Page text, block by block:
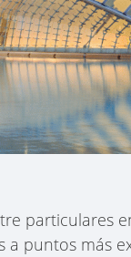
particulares
a puntos más